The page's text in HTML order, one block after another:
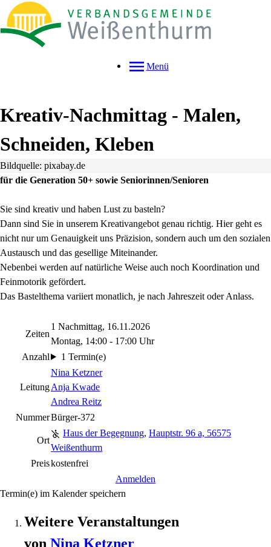
Menü
Kreativ-Nachmittag - Malen,
Schneiden, Kleben
Bildquelle: pixabay.de
für die Generation 50+ sowie Seniorinnen/Senioren
Sie sind kreativ und haben Lust zu basteln?
Dann sind Sie in unserem Kreativangebot genau richtig. Hier geht es
nicht nur um Genauigkeit uns Präzision, sondern auch um den sozialen
Austausch und das gesellige Miteinander.
Nebenbei werden auf natürliche Weise auch noch Koordination und
Feinmotorik gefördert.
Das Bastelthema variiert monatlich, je nach Jahreszeit oder Anlass.
Zeiten
1 Nachmittag, 16.11.2026
Montag, 14:00 - 17:00 Uhr
Anzahl
1 Termin(e)
Leitung
Nina Ketzner
Anja Kwade
Andrea Reitz
NummerBürger-372
Ort
Haus der Begegnung, Hauptstr. 96 a, 56575
Weißenthurm
Preiskostenfrei
Anmelden
Termin(e) im Kalender speichern
Weitere Veranstaltungen
von Nina Ketzner